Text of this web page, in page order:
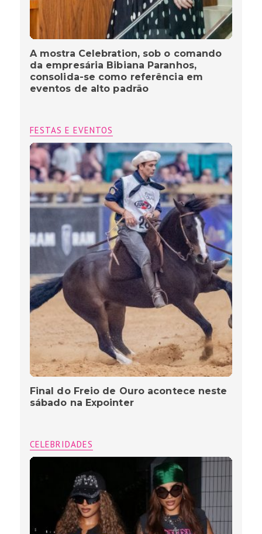
A mostra Celebration, sob o comando
da empresária Bibiana Paranhos,
consolida-se como referência em
eventos de alto padrão
FESTAS E EVENTOS
Final do Freio de Ouro acontece neste
sábado na Expointer
CELEBRIDADES